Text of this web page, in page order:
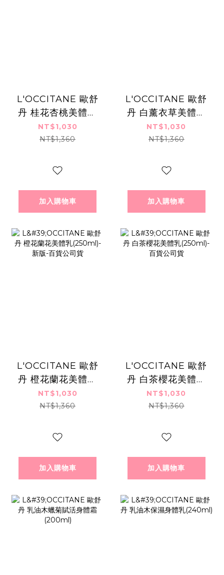
L'OCCITANE 歐舒
丹 桂花杏桃美體乳
(250ml)-百貨公司
貨
NT$1,030
NT$1,360
加入購物車
L'OCCITANE 歐舒
丹 白薰衣草美體乳
(250ml)-新版-百貨
公司貨
NT$1,030
NT$1,360
加入購物車
L'OCCITANE 歐舒
丹 橙花蘭花美體乳
(250ml)-新版-百貨
公司貨
NT$1,030
NT$1,360
加入購物車
L'OCCITANE 歐舒
丹 白茶櫻花美體乳
(250ml)-百貨公司
貨
NT$1,030
NT$1,360
加入購物車